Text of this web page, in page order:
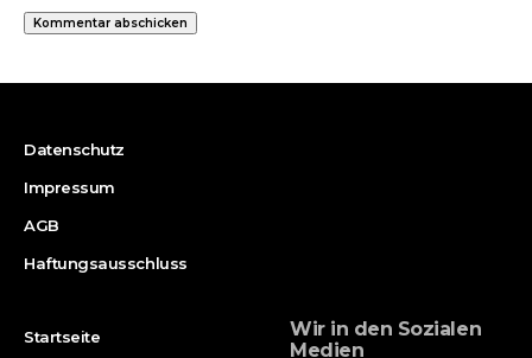
Datenschutz
Impressum
AGB
Haftungsausschluss
Startseite
Wir in den Sozialen
Medien